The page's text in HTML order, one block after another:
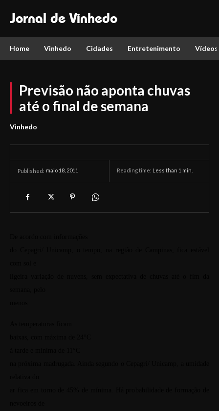
Jornal de Vinhedo
Home Vinhedo Cidades Entretenimento Vídeos
Previsão não aponta chuvas
até o final de semana
Vinhedo
Published: maio 18, 2011 Reading time: Less than 1 min.